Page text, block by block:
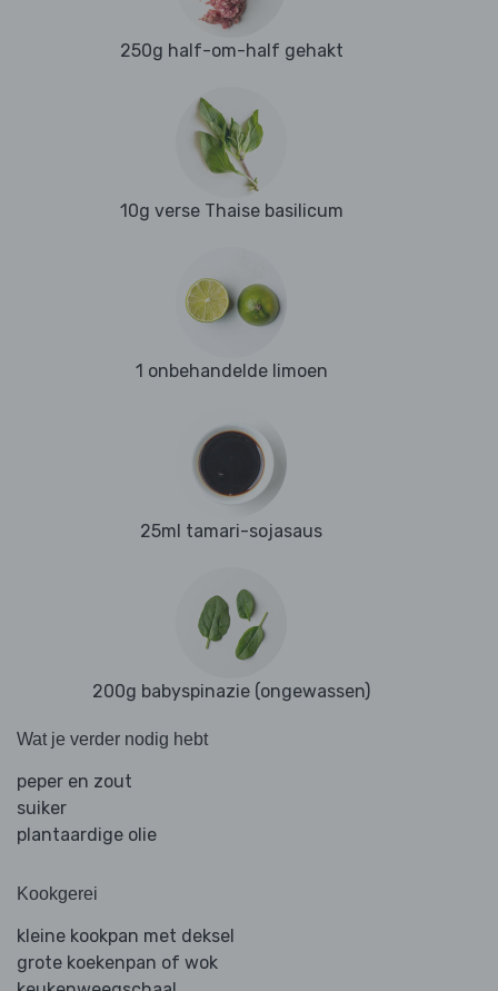
250g half-om-half gehakt
10g verse Thaise basilicum
1 onbehandelde limoen
25ml tamari-sojasaus
200g babyspinazie (ongewassen)
Wat je verder nodig hebt
peper en zout
suiker
plantaardige olie
Kookgerei
kleine kookpan met deksel
grote koekenpan of wok